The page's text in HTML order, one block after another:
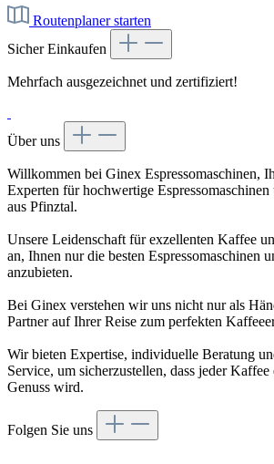
Routenplaner starten
Sicher Einkaufen
Mehrfach ausgezeichnet und zertifiziert!
Über uns
Willkommen bei Ginex Espressomaschinen,
Experten für hochwertige
aus Pfinztal.
Unsere Leidenschaft für exzellenten Kaffee
an, Ihnen nur die besten Espressomaschinen
anzubieten.
Bei Ginex verstehen wir uns nicht nur als
Partner auf Ihrer Reise zum perfekten
Wir bieten Expertise, individuelle Beratung
Service, um sicherzustellen, dass jeder
Genuss wird.
Folgen Sie uns